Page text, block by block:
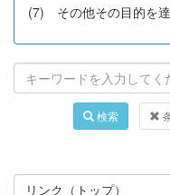
(7) その他その目的を達
検索
リンク（トップ）